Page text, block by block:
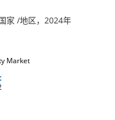
家 /地区，2024年